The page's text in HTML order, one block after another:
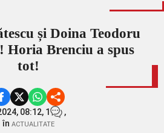
și Doina Teodoru
Horia Brenciu a spus
tot!
08:12, 1
,
în ACTUALITATE